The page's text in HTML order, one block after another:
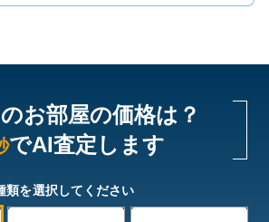
お部屋の価格は？
でAI査定します
類を選択してください